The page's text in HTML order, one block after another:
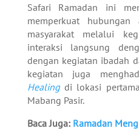
Safari Ramadan ini
memperkuat hubungan
masyarakat melalui
interaksi langsung
dengan kegiatan ibadah
kegiatan juga
Healingdi lokasi
Mabang Pasir.
Baca Juga: Ramadan